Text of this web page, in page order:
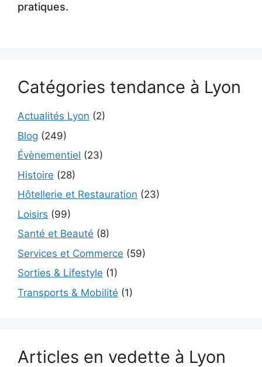
pratiques.
Catégories tendance à Lyon
Actualités Lyon (2)
Blog (249)
Évènementiel (23)
Histoire (28)
Hôtellerie et Restauration (23)
Loisirs (99)
Santé et Beauté (8)
Services et Commerce (59)
Sorties & Lifestyle (1)
Transports & Mobilité (1)
Articles en vedette à Lyon